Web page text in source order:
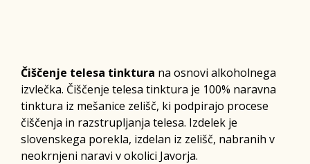
Čiščenje telesa tinktura na osnovi alkoholnega
izvlečka. Čiščenje telesa tinktura je 100% naravna
tinktura iz mešanice zelišč, ki podpirajo procese
čiščenja in razstrupljanja telesa. Izdelek je
slovenskega porekla, izdelan iz zelišč, nabranih v
neokrnjeni naravi v okolici Javorja.